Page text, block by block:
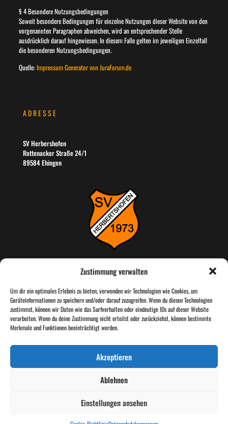
Zustimmung verwalten
Um dir ein optimales Erlebnis zu bieten, verwenden wir Technologien wie Cookies, um
Geräteinformationen zu speichern und/oder darauf zuzugreifen. Wenn du diesen Technologien
zustimmst, können wir Daten wie das Surfverhalten oder eindeutige IDs auf dieser Website
verarbeiten. Wenn du deine Zustimmung nicht erteilst oder zurückziehst, können bestimmte
Merkmale und Funktionen beeinträchtigt werden.
Akzeptieren
Ablehnen
Einstellungen ansehen
§ 4 Besondere Nutzungsbedingungen
Soweit besondere Bedingungen für einzelne Nutzungen dieser Website von den
vorgenannten Paragraphen abweichen, wird an entsprechender Stelle
ausdrücklich darauf hingewiesen. In diesem Falle gelten im jeweiligen Einzelfall
die besonderen Nutzungsbedingungen.
Quelle:Impressum Generator von JuraForum.de
ADRESSE
SV Herbershofen
Rottenacker Straße 24/1
89584 Ehingen
RECHTLICHES
Impressum
Datenschutz
Cookie-Richtlinie (EU)
Webdesign